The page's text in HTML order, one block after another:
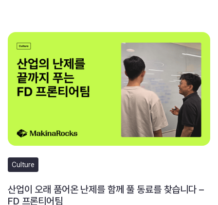
Culture
산업이 오래 품어온 난제를 함께 풀 동료를 찾습니다 –
FD 프론티어팀